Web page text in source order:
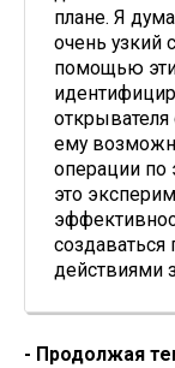
плане. Я
очень узкий
помощью
открывателя
ему
операции по
это
действиями
- Продолжая